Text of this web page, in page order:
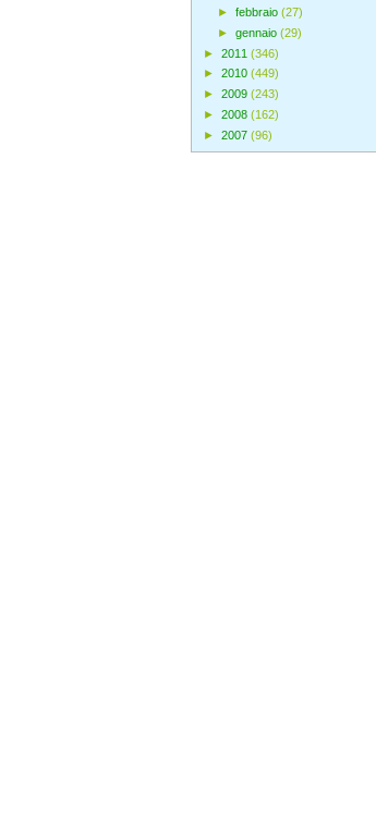
► febbraio (27)
► gennaio (29)
► 2011 (346)
► 2010 (449)
► 2009 (243)
► 2008 (162)
► 2007 (96)